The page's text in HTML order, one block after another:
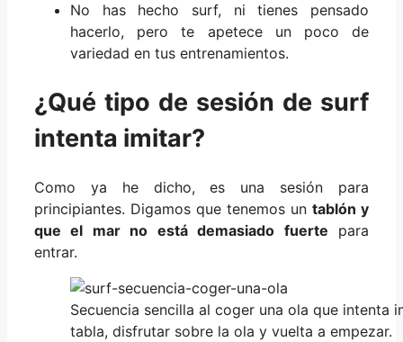
No has hecho surf, ni tienes pensado
hacerlo, pero te apetece un poco de
variedad en tus entrenamientos.
¿Qué tipo de sesión de surf
intenta imitar?
Como ya he dicho, es una sesión para
principiantes. Digamos que tenemos un tablón y
que el mar no está demasiado fuerte para
entrar.
Secuencia sencilla al coger una ola que intenta
tabla, disfrutar sobre la ola y vuelta a empezar.